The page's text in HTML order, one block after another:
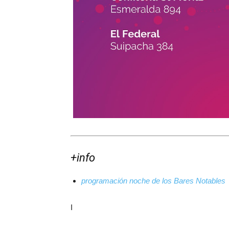
+info
programación noche de los Bares Notables
I